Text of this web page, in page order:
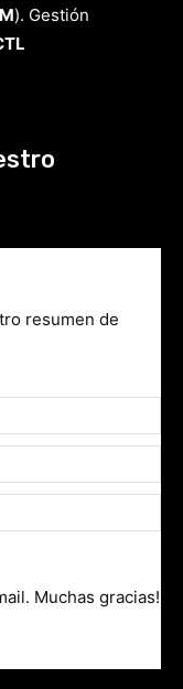
). Gestión
resumen de
Muchas gracias!